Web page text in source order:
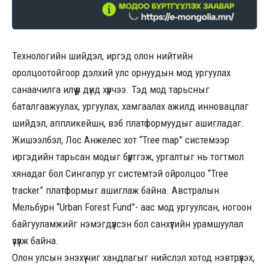
Технологийн шийдэл, иргэд олон нийтийн
оролцоотойгоор дэлхий улс орнуудын мод ургуулах
санаачилга илүү үр дүнд хүрчээ. Тэд мод тарьсныг
баталгаажуулах, ургуулах, хамгаалах ажилд инновацлаг
шийдэл, аппликейшн, вэб платформуудыг ашигладаг.
Жишээлбэл, Лос Анжелес хот “Tree map” системээр
иргэдийн тарьсан модыг бүртгэж, ургалтыг нь тогтмол
хянадаг бол Сингапур уг системтэй ойролцоо “Tree
tracker” платформыг ашиглаж байна. Австралын
Мельбурн “Urban Forest Fund”- аас мод ургуулсан, ногоон
байгууламжийг нэмэгдүүлсэн бол санхүүгийн урамшуулал
үзүүлж байна.
Олон улсын энэхүү чиг хандлагыг нийслэл хотод нэвтрүүлэх,